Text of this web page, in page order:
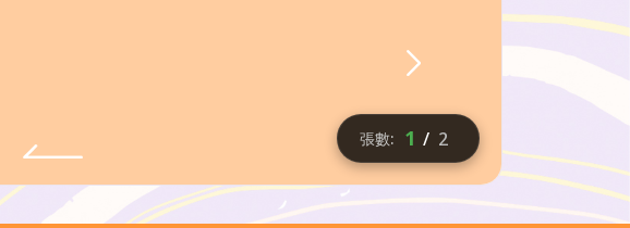
1 / 2